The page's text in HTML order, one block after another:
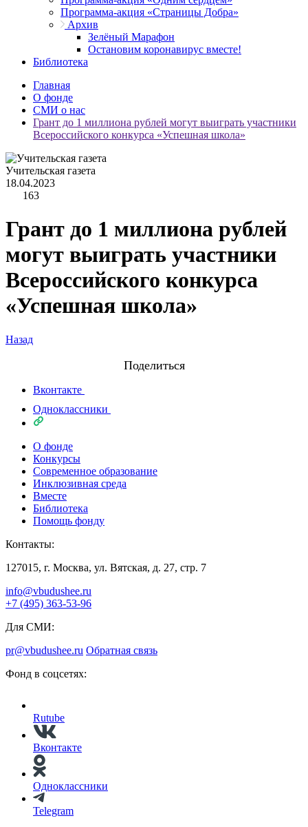
Программа-акция «Страницы Добра»
Архив
Зелёный Марафон
Остановим коронавирус вместе!
Библиотека
Главная
О фонде
СМИ о нас
Грант до 1 миллиона рублей могут выиграть участники
Всероссийского конкурса «Успешная школа»
Учительская газета
18.04.2023
163
Грант до 1 миллиона рублей
могут выиграть участники
Всероссийского конкурса
«Успешная школа»
Назад
Поделиться
Вконтакте
Одноклассники
О фонде
Конкурсы
Современное образование
Инклюзивная среда
Вместе
Библиотека
Помощь фонду
Контакты:
127015, г. Москва, ул. Вятская, д. 27, стр. 7
info@vbudushee.ru
+7 (495) 363-53-96
Для СМИ:
pr@vbudushee.ru Обратная связь
Фонд в соцсетях:
Rutube
Вконтакте
Одноклассники
Telegram